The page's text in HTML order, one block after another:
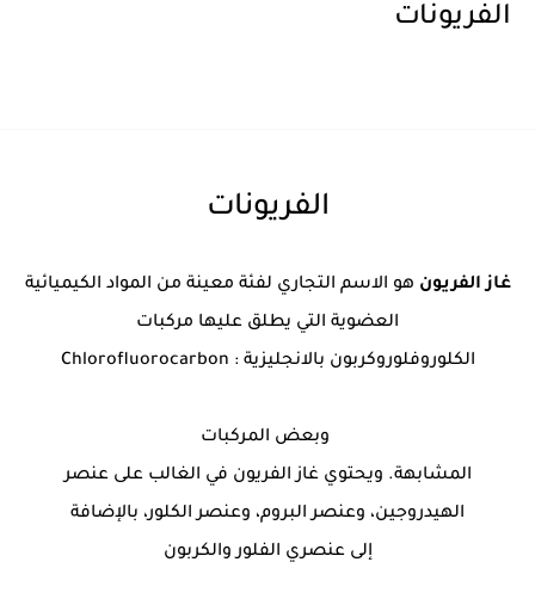
الفريونات
الفريونات
غاز الفريون هو الاسم التجاري لفئة معينة من المواد الكيميائية
العضوية التي يطلق عليها مركبات
الكلوروفلوروكربون بالانجليزية : Chlorofluorocarbon
وبعض المركبات
المشابهة. ويحتوي غاز الفريون في الغالب على عنصر
الهيدروجين، وعنصر البروم، وعنصر الكلور، بالإضافة
إلى عنصري الفلور والكربون